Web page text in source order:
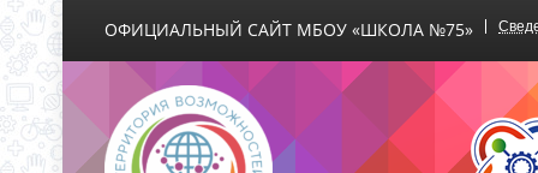
ОФИЦИАЛЬНЫЙ САЙТ МБОУ «ШКОЛА №75»